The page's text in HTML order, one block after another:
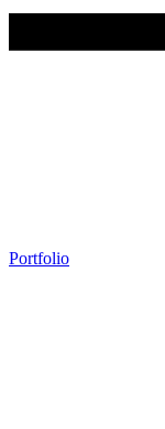
Portfolio